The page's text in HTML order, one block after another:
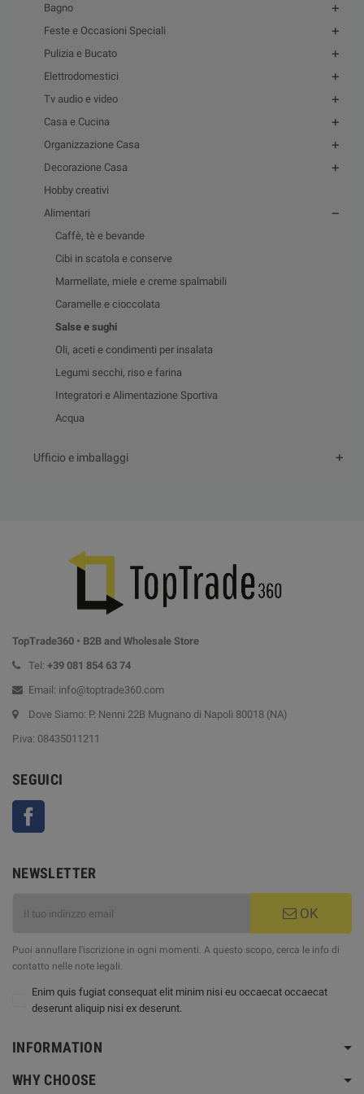
Bagno
Feste e Occasioni Speciali
Pulizia e Bucato
Elettrodomestici
Tv audio e video
Casa e Cucina
Organizzazione Casa
Decorazione Casa
Hobby creativi
Alimentari
Caffè, tè e bevande
Cibi in scatola e conserve
Marmellate, miele e creme spalmabili
Caramelle e cioccolata
Salse e sughi
Oli, aceti e condimenti per insalata
Legumi secchi, riso e farina
Integratori e Alimentazione Sportiva
Acqua
Ufficio e imballaggi
TopTrade360 • B2B and Wholesale Store
Tel: +39 081 854 63 74
Email: info@toptrade360.com
Dove Siamo: P. Nenni 22B Mugnano di Napoli 80018 (NA)
P.iva: 08435011211
SEGUICI
NEWSLETTER
OK
Puoi annullare l'iscrizione in ogni momenti. A questo scopo, cerca le info di
contatto nelle note legali.
Enim quis fugiat consequat elit minim nisi eu occaecat occaecat
deserunt aliquip nisi ex deserunt.
INFORMATION
WHY CHOOSE